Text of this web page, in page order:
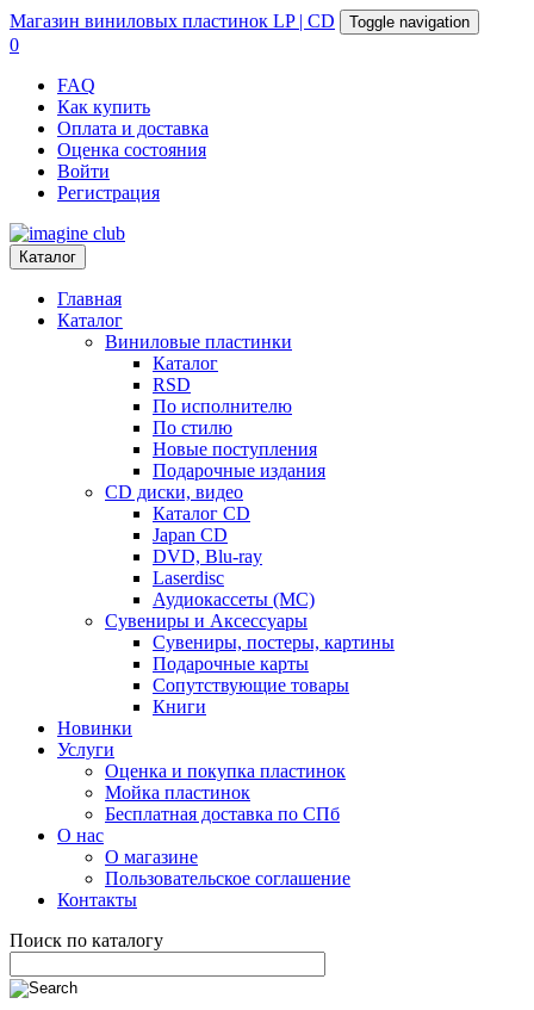
Магазин виниловых пластинок LP | CD Toggle navigation
0
FAQ
Как купить
Оплата и доставка
Оценка состояния
Войти
Регистрация
Каталог
Главная
Каталог
Виниловые пластинки
Каталог
RSD
По исполнителю
По стилю
Новые поступления
Подарочные издания
CD диски, видео
Каталог CD
Japan CD
DVD, Blu-ray
Laserdisc
Аудиокассеты (MC)
Сувениры и Аксессуары
Сувениры, постеры, картины
Подарочные карты
Сопутствующие товары
Книги
Новинки
Услуги
Оценка и покупка пластинок
Мойка пластинок
Бесплатная доставка по СПб
О нас
О магазине
Пользовательское соглашение
Контакты
Поиск по каталогу